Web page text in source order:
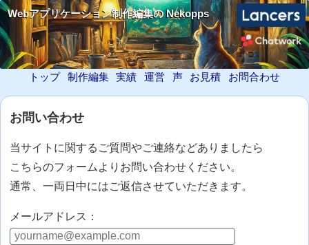
Webアプリケーション制作編集の Nekopps
トップ 制作編集 実績 運営 声 お見積 お問合わせ
お問い合わせ
当サイトに関するご質問やご連絡などありましたら
こちらのフォームよりお問い合わせください。
通常、一両日中にはご返信させていただきます。
メールアドレス：